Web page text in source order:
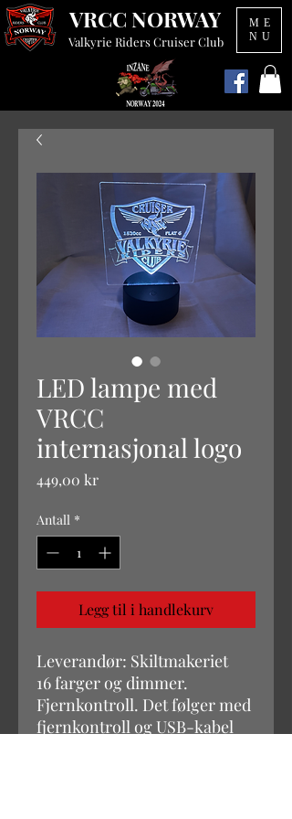
VRCC NORWAY
Valkyrie Riders Cruiser Club
ME
NU
LED lampe med
VRCC
internasjonal logo
449,00 krPris
Antall *
Legg til i handlekurv
Leverandør: Skiltmakeriet
16 farger og dimmer.
Fjernkontroll. Det følger med
fjernkontroll og USB-kabel